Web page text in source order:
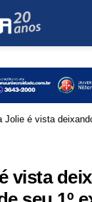
Jolie é vista
vista